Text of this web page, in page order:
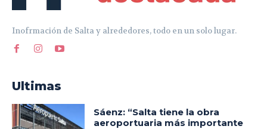
Inofrmación de Salta y alrededores, todo en un solo lugar.
Ultimas
Sáenz: “Salta tiene la obra
aeroportuaria más importante